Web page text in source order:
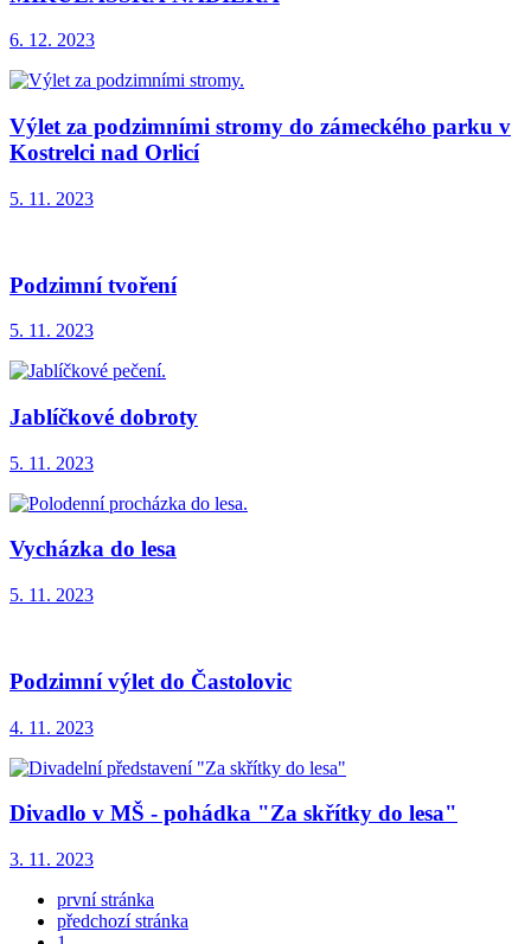
6. 12. 2023
Výlet za podzimními stromy do zámeckého parku v
Kostrelci nad Orlicí
5. 11. 2023
Podzimní tvoření
5. 11. 2023
Jablíčkové dobroty
5. 11. 2023
Vycházka do lesa
5. 11. 2023
Podzimní výlet do Častolovic
4. 11. 2023
Divadlo v MŠ - pohádka "Za skřítky do lesa"
3. 11. 2023
první stránka
předchozí stránka